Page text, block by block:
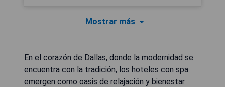
Mostrar más
En el corazón de Dallas, donde la modernidad se
encuentra con la tradición, los hoteles con spa
emergen como oasis de relajación y bienestar.